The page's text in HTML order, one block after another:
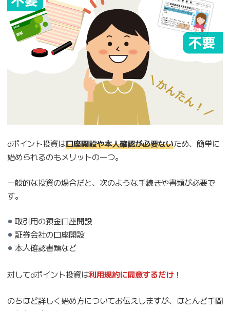
dポイント投資は口座開設や本人確認が必要ないため、簡単に
始められるのもメリットの一つ。
一般的な投資の場合だと、次のような手続きや書類が必要で
す。
取引用の預金口座開設
証券会社の口座開設
本人確認書類など
対してdポイント投資は利用規約に同意するだけ！
のちほど詳しく始め方についてお伝えしますが、ほとんど手間